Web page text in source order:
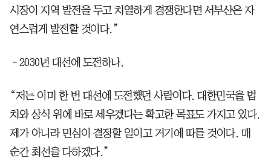
시장이 지역 발전을 두고 치열하게 경쟁한다면 서부산은 자
연스럽게 발전할 것이다.”
－2030년 대선에 도전하나.
“저는 이미 한 번 대선에 도전했던 사람이다. 대한민국을 법
치와 상식 위에 바로 세우겠다는 확고한 목표도 가지고 있다.
제가 아니라 민심이 결정할 일이고 거기에 따를 것이다. 매
순간 최선을 다하겠다.”